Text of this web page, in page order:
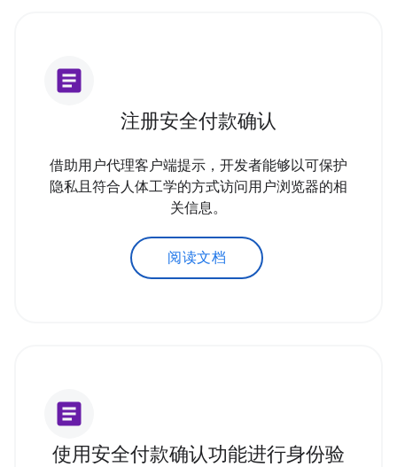
article
注册安全付款确认
借助用户代理客户端提示，开发者能够以可保护
隐私且符合人体工学的方式访问用户浏览器的相
关信息。
阅读文档
article
使用安全付款确认功能进行身份验